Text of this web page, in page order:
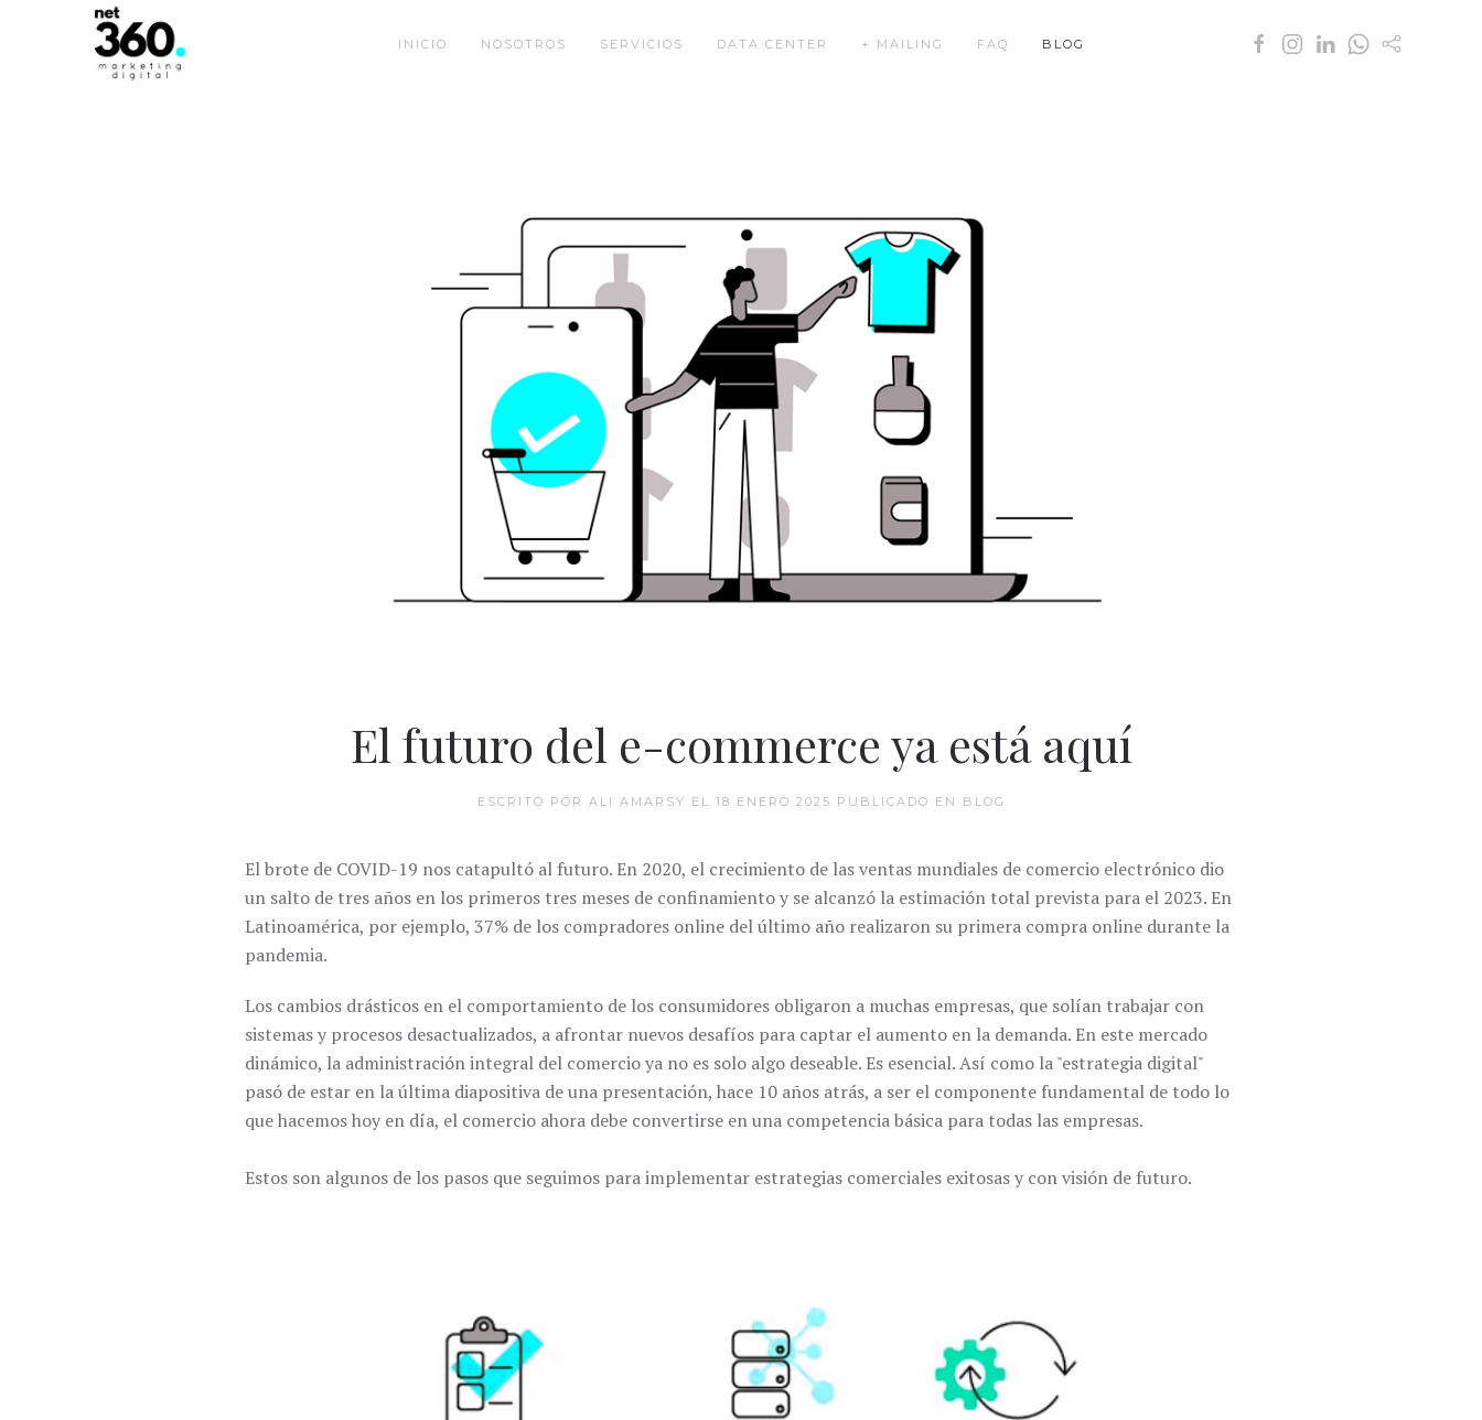
INICIO NOSOTROS SERVICIOS DATA CENTER + MAILING FAQ BLOG
El futuro del e-commerce ya está aquí
ESCRITO POR ALI AMARSY EL 18 ENERO 2025 PUBLICADO EN BLOG
El brote de COVID-19 nos catapultó al futuro. En 2020, el crecimiento de las ventas mundiales de comercio electrónico dio
un salto de tres años en los primeros tres meses de confinamiento y se alcanzó la estimación total prevista para el 2023. En
Latinoamérica, por ejemplo, 37% de los compradores online del último año realizaron su primera compra online durante la
pandemia.
Los cambios drásticos en el comportamiento de los consumidores obligaron a muchas empresas, que solían trabajar con
sistemas y procesos desactualizados, a afrontar nuevos desafíos para captar el aumento en la demanda. En este mercado
dinámico, la administración integral del comercio ya no es solo algo deseable. Es esencial. Así como la "estrategia digital"
pasó de estar en la última diapositiva de una presentación, hace 10 años atrás, a ser el componente fundamental de todo lo
que hacemos hoy en día, el comercio ahora debe convertirse en una competencia básica para todas las empresas.
Estos son algunos de los pasos que seguimos para implementar estrategias comerciales exitosas y con visión de futuro.